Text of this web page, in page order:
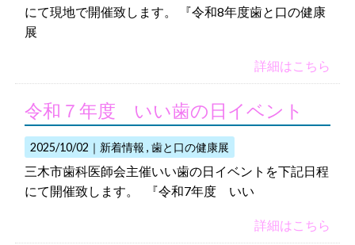
にて現地で開催致します。 『令和8年度歯と口の健康
展
詳細はこちら
令和７年度 いい歯の日イベント
2025/10/02｜ 新着情報 歯と口の健康展
三木市歯科医師会主催いい歯の日イベントを下記日程
にて開催致します。 『令和7年度 いい
詳細はこちら